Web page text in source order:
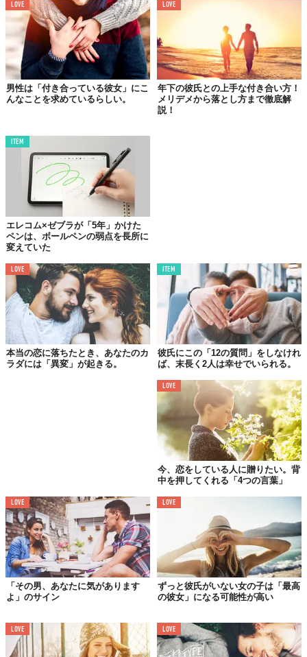
じゃあ、どこからが正式な恋人なのよ？それはカップルによって
告白をしたりすることも。よく聞くのは、友人や親に紹介される
時に、昇格するケース。
この間まで「This is ◯◯」と言われていたのが、「This is my
girlfriend, ◯◯」となるのだ。おお、ただの◯◯から、“ガールフ
レンド・◯◯” になった！と。ここで初めて、自分が正式な恋人
に昇格したと分かるらしい。
でも思うんだけど、複数の相手とDatingしていて、ぶっちゃけ2番
目の男の子からガールフレンド昇格を言い渡されたら、どうする
んだろうか？
中には、1年くらいDating期間をとる人もいるらしい。ただし、正
式な恋人であるとお互いに認識し合えば、ここからはもちろん、
Dating期間のような遊びも、複数の異性との同時並行も、裏切り
行為になる。このあたりでやっと、日本でいう彼氏・彼女の感覚
これまた
I LOVE YOUまでが長いよ
LOVE
男性は「付き合っている彼女」にこ
んなことを求めているらしい。
LOVE
年下の彼氏との上手な付き合い方！
メリデメから落とし方まで徹底解
説！
ITEM
エレコム×ゼブラが「5年」かけた
ペンは、ボールペンの弱点を長所に
変えていた
LOVE
本当の恋に落ちたとき、あなたのカ
ラダには「異変」が起きる。
ITEM
彼氏にこの「12の質問」をしなけれ
ば、末長く2人は幸せでいられる。
LOVE
今、恋をしている人に贈りたい。背
中を押してくれる「4つの言葉」
LOVE
「その男、あなたに気があります
よ」のサイン
LOVE
ずっと彼氏がいない女の子は「最高
の彼女」になる可能性が高い
LOVE LOVE